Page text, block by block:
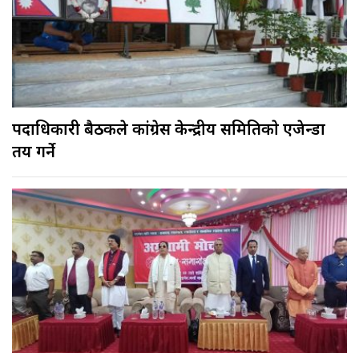
पदाधिकारी बैठकले कांग्रेस केन्द्रीय समितिकाे एजेन्डा
तय गर्ने